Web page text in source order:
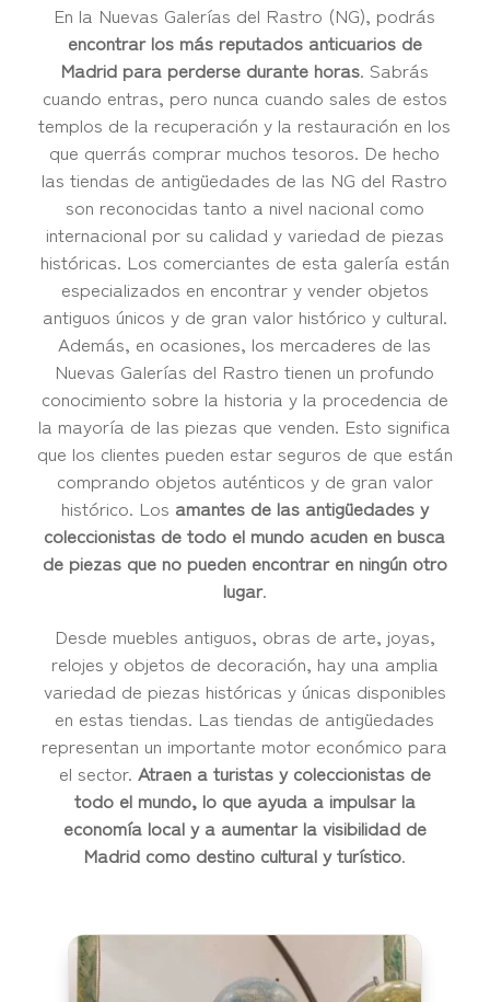
En la Nuevas Galerías del Rastro (NG), podrás
encontrar los más reputados anticuarios de
Madrid para perderse durante horas. Sabrás
cuando entras, pero nunca cuando sales de estos
templos de la recuperación y la restauración en los
que querrás comprar muchos tesoros. De hecho
las tiendas de antigüedades de las NG del Rastro
son reconocidas tanto a nivel nacional como
internacional por su calidad y variedad de piezas
históricas. Los comerciantes de esta galería están
especializados en encontrar y vender objetos
antiguos únicos y de gran valor histórico y cultural.
Además, en ocasiones, los mercaderes de las
Nuevas Galerías del Rastro tienen un profundo
conocimiento sobre la historia y la procedencia de
la mayoría de las piezas que venden. Esto significa
que los clientes pueden estar seguros de que están
comprando objetos auténticos y de gran valor
histórico. Los amantes de las antigüedades y
coleccionistas de todo el mundo acuden en busca
de piezas que no pueden encontrar en ningún otro
lugar.
Desde muebles antiguos, obras de arte, joyas,
relojes y objetos de decoración, hay una amplia
variedad de piezas históricas y únicas disponibles
en estas tiendas. Las tiendas de antigüedades
representan un importante motor económico para
el sector. Atraen a turistas y coleccionistas de
todo el mundo, lo que ayuda a impulsar la
economía local y a aumentar la visibilidad de
Madrid como destino cultural y turístico.